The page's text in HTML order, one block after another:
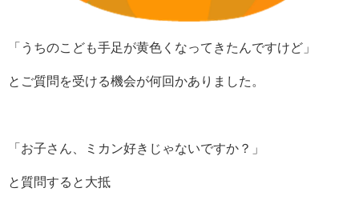
「うちのこども手足が黄色くなってきたんですけど」
とご質問を受ける機会が何回かありました。
「お子さん、ミカン好きじゃないですか？」
と質問すると大抵